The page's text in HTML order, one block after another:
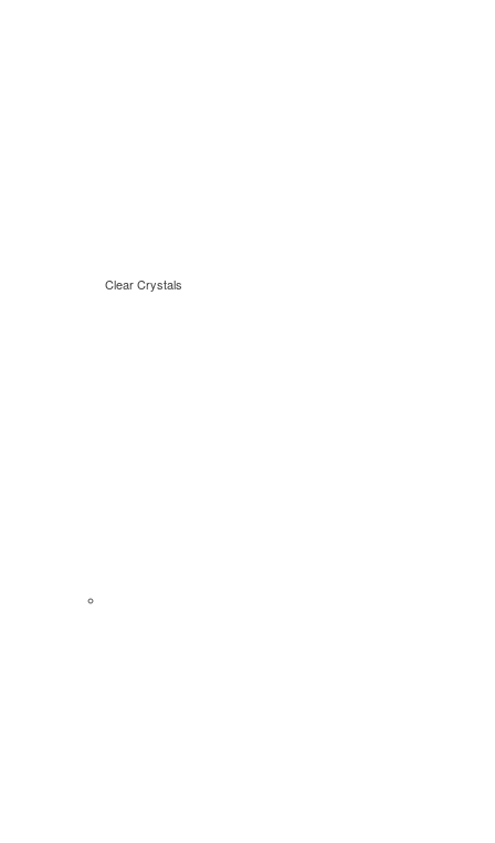
Clear Crystals